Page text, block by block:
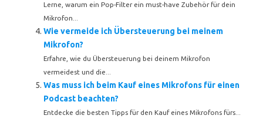
Lerne, warum ein Pop-Filter ein must-have Zubehör für dein
Mikrofon...
Wie vermeide ich Übersteuerung bei meinem
Mikrofon?
Erfahre, wie du Übersteuerung bei deinem Mikrofon
vermeidest und die...
Was muss ich beim Kauf eines Mikrofons für einen
Podcast beachten?
Entdecke die besten Tipps für den Kauf eines Mikrofons fürs...